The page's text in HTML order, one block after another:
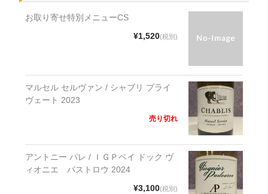
お取り寄せ特別メニューCS
¥1,520(税別)
マルセル セルヴァン / シャブリ プライ
ヴェート 2023
売り切れ
アントニー パレ / ＩＧＰペイ ドック ヴ
ィオニエ パストロウ 2024
¥3,100(税別)